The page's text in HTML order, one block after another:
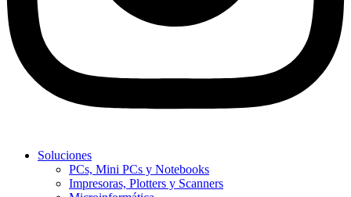
Soluciones
PCs, Mini PCs y Notebooks
Impresoras, Plotters y Scanners